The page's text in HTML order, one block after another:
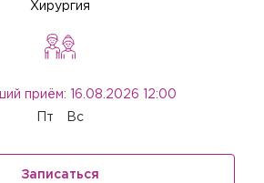
Хирургия
приём: 16.08.2026 12:00
Пт Вс
Записаться